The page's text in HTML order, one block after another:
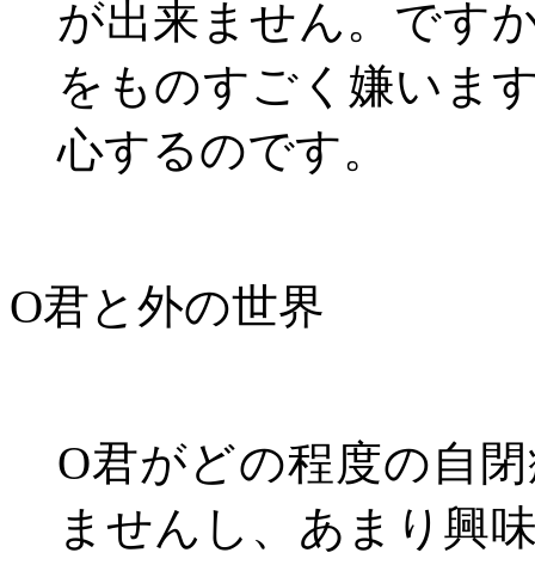
が出来ません。です
をものすごく嫌いま
心するのです。
O君と外の世界
O君がどの程度の自
ませんし、あまり興